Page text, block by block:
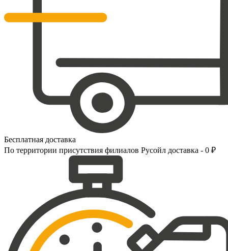
Бесплатная доставка
По территории присутствия филиалов Русойл доставка - 0 ₽